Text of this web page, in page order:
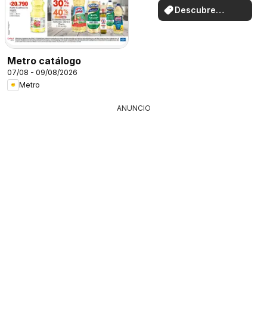
Metro catálogo
07/08 - 09/08/2026
Metro
Descubre
ofertas
ANUNCIO